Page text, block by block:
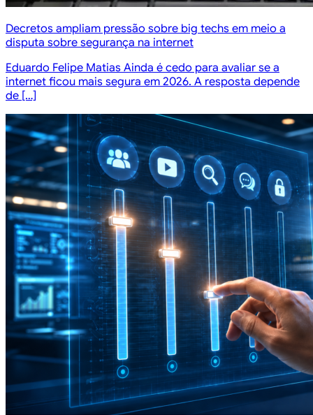
Decretos ampliam pressão sobre big techs em meio a
disputa sobre segurança na internet
Eduardo Felipe Matias Ainda é cedo para avaliar se a
internet ficou mais segura em 2026. A resposta depende
de […]